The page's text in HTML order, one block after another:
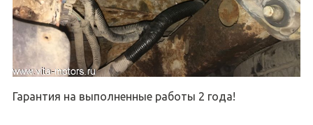
Гарантия на выполненные работы 2 года!